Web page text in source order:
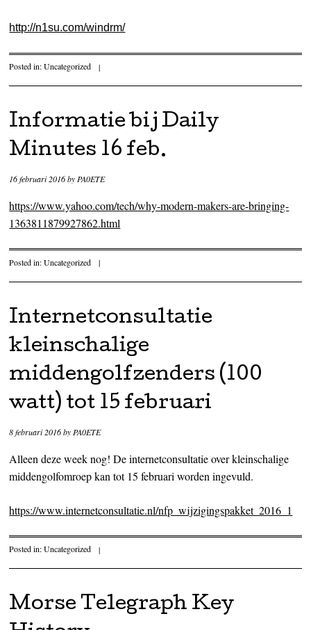
http://n1su.com/windrm/
Posted in:Uncategorized |
Informatie bij Daily
Minutes 16 feb.
16 februari 2016byPA0ETE
https://www.yahoo.com/tech/why-modern-makers-are-bringing-
1363811879927862.html
Posted in:Uncategorized |
Internetconsultatie
kleinschalige
middengolfzenders (100
watt) tot 15 februari
8 februari 2016by PA0ETE
Alleen deze week nog! De internetconsultatie over kleinschalige
middengolfomroep kan tot 15 februari worden ingevuld.
https://www.internetconsultatie.nl/nfp_wijzigingspakket_2016_1
Posted in:Uncategorized |
Morse Telegraph Key